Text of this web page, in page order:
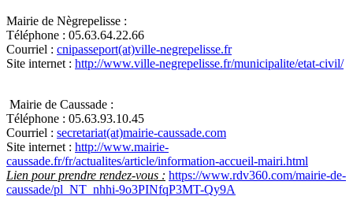
Mairie de Nègrepelisse :
Téléphone : 05.63.64.22.66
Courriel : cnipasseport(at)ville-negrepelisse.fr
Site internet : http://www.ville-negrepelisse.fr/municipalite/etat-civil/
Mairie de Caussade :
Téléphone : 05.63.93.10.45
Courriel : secretariat(at)mairie-caussade.com
Site internet : http://www.mairie-
caussade.fr/fr/actualites/article/information-accueil-mairi.html
Lien pour prendre rendez-vous : https://www.rdv360.com/mairie-de-
caussade/pl_NT_nhhi-9o3PINfqP3MT-Qy9A